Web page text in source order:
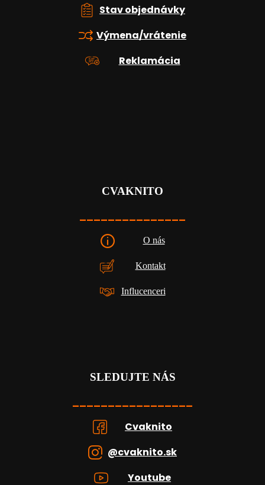
Stav objednávky
Výmena/vrátenie
Reklamácia
CVAKNITO
_______________
O nás
Kontakt
Influcenceri
SLEDUJTE NÁS
_________________
Cvaknito
@cvaknito.sk
Youtube